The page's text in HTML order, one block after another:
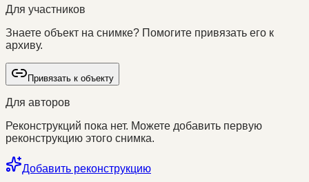
Для участников
Знаете объект на снимке? Помогите привязать его к
архиву.
Привязать к объекту
Для авторов
Реконструкций пока нет. Можете добавить первую
реконструкцию этого снимка.
Добавить реконструкцию